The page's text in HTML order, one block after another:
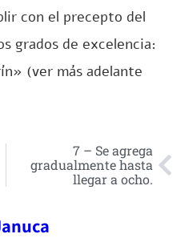
con el precepto del
grados de excelencia:
(ver más adelante
7 – Se agrega
gradualmente hasta
llegar a ocho.